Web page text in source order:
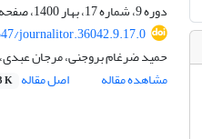
دوره 9، شماره 17، بهار 1400، صفحه
journalitor.36042.9.17.0
حمید ضرغام بروجنی، مرجان
مشاهده مقاله
اصل مقاله K